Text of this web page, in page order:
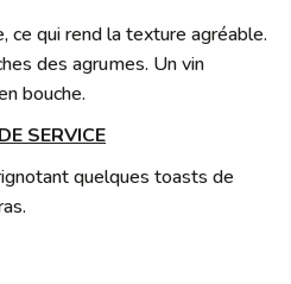
ce qui rend la texture agréable.
des agrumes. Un vin
bouche.
SERVICE
quelques toasts de